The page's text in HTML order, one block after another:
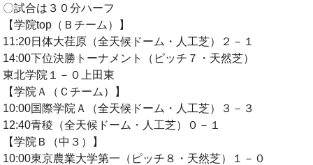
応援グッズご案内
OB会
〇試合は３０分ハーフ
【学院top（Ｂチーム）】
11:20日体大荏原（全天候ドーム・人工芝）２－１
14:00下位決勝トーナメント（ピッチ７・天然芝）
東北学院１－０上田東
【学院Ａ（Ｃチーム）】
10:00国際学院Ａ（全天候ドーム・人工芝）３－３
12:40青稜（全天候ドーム・人工芝）０－１
【学院Ｂ（中３）】
10:00東京農業大学第一（ピッチ８・天然芝）１－０